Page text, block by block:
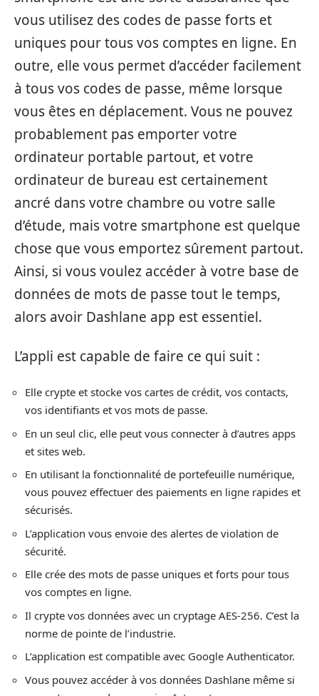
vous utilisez des codes de passe forts et
uniques pour tous vos comptes en ligne. En
outre, elle vous permet d’accéder facilement
à tous vos codes de passe, même lorsque
vous êtes en déplacement. Vous ne pouvez
probablement pas emporter votre
ordinateur portable partout, et votre
ordinateur de bureau est certainement
ancré dans votre chambre ou votre salle
d’étude, mais votre smartphone est quelque
chose que vous emportez sûrement partout.
Ainsi, si vous voulez accéder à votre base de
données de mots de passe tout le temps,
alors avoir Dashlane app est essentiel.
L’appli est capable de faire ce qui suit :
Elle crypte et stocke vos cartes de crédit, vos contacts,
vos identifiants et vos mots de passe.
En un seul clic, elle peut vous connecter à d’autres apps
et sites web.
En utilisant la fonctionnalité de portefeuille numérique,
vous pouvez effectuer des paiements en ligne rapides et
sécurisés.
L’application vous envoie des alertes de violation de
sécurité.
Elle crée des mots de passe uniques et forts pour tous
vos comptes en ligne.
Il crypte vos données avec un cryptage AES-256. C’est la
norme de pointe de l’industrie.
L’application est compatible avec Google Authenticator.
Vous pouvez accéder à vos données Dashlane même si